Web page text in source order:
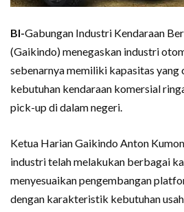
BI-Gabungan Industri Kendaraan
(Gaikindo) menegaskan industri
sebenarnya memiliki kapasitas yang
kebutuhan kendaraan komersial
pick-up di dalam negeri.
Ketua Harian Gaikindo Anton
industri telah melakukan berbagai
menyesuaikan pengembangan
dengan karakteristik kebutuhan